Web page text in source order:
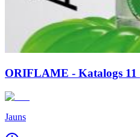
ORIFLAME - Katalogs 11
Jauns